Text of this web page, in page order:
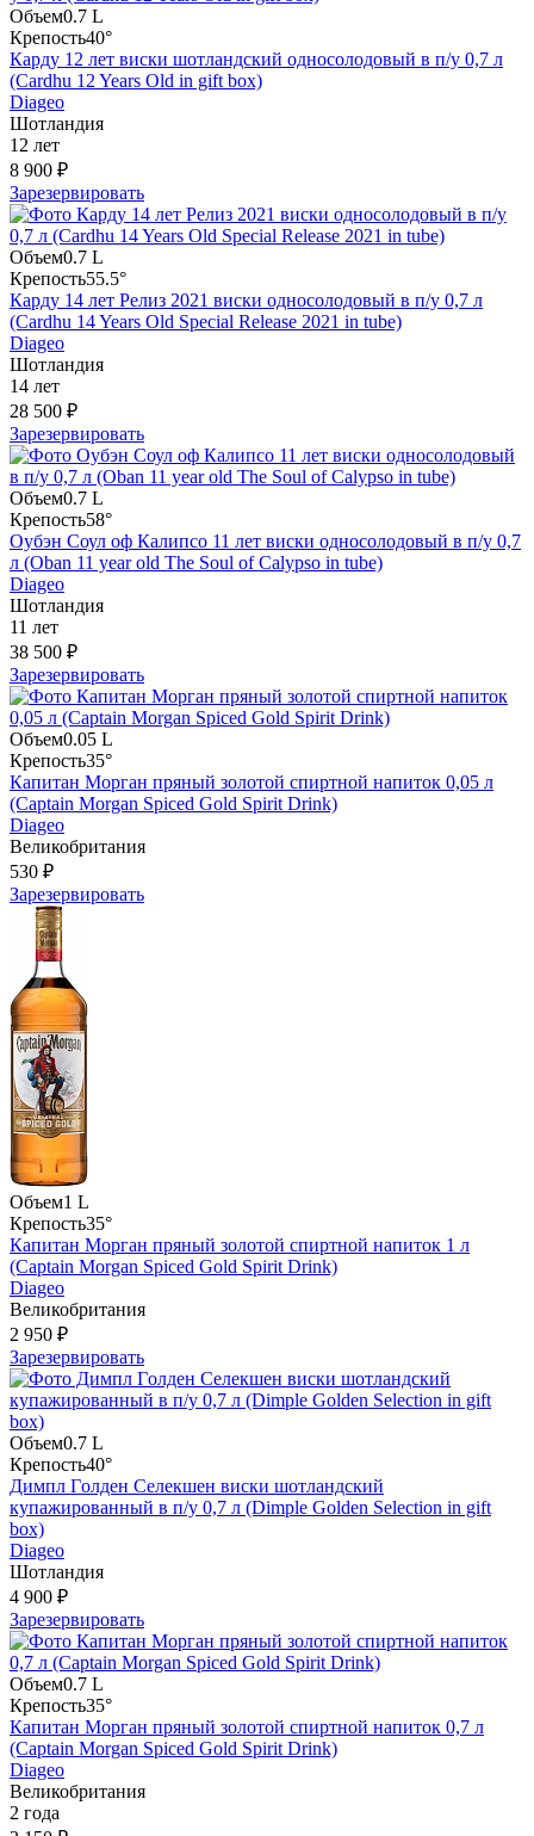
Объем0.7 L
Крепость40°
Карду 12 лет виски шотландский односолодовый в п/у 0,7 л
(Cardhu 12 Years Old in gift box)
Diageo
Шотландия
12 лет
8 900 ₽
Зарезервировать
Объем0.7 L
Крепость55.5°
Карду 14 лет Релиз 2021 виски односолодовый в п/у 0,7 л
(Cardhu 14 Years Old Special Release 2021 in tube)
Diageo
Шотландия
14 лет
28 500 ₽
Зарезервировать
Объем0.7 L
Крепость58°
Оубэн Соул оф Калипсо 11 лет виски односолодовый в п/у 0,7
л (Oban 11 year old The Soul of Calypso in tube)
Diageo
Шотландия
11 лет
38 500 ₽
Зарезервировать
Объем0.05 L
Крепость35°
Капитан Морган пряный золотой спиртной напиток 0,05 л
(Captain Morgan Spiced Gold Spirit Drink)
Diageo
Великобритания
530 ₽
Зарезервировать
Объем1 L
Крепость35°
Капитан Морган пряный золотой спиртной напиток 1 л
(Captain Morgan Spiced Gold Spirit Drink)
Diageo
Великобритания
2 950 ₽
Зарезервировать
Объем0.7 L
Крепость40°
Димпл Гoлден Селекшен виски шотландский
купажированный в п/у 0,7 л (Dimple Golden Selection in gift
box)
Diageo
Шотландия
4 900 ₽
Зарезервировать
Объем0.7 L
Крепость35°
Капитан Морган пряный золотой спиртной напиток 0,7 л
(Captain Morgan Spiced Gold Spirit Drink)
Diageo
Великобритания
2 года